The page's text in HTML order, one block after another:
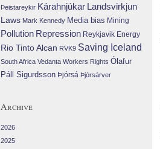
Þeistareykir Kárahnjúkar Landsvirkjun
Laws Mark Kennedy Media bias Mining
Pollution Repression Reykjavik Energy
Rio Tinto Alcan RVK9 Saving Iceland
South Africa Vedanta Workers Rights Ólafur
Páll Sigurdsson Þjórsá Þjórsárver
Archive
2026
2025